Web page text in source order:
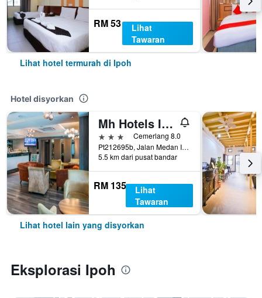
RM 53
Lihat
Tawaran
Lihat hotel termurah di Ipoh
Hotel disyorkan
Mh Hotels Ipoh
3 bintangCemerlang 8.0
Pt212695b, Jalan Medan Ipoh 1a, Medan Ipoh Bistari, Ipoh, Malaysia
5.5 km dari pusat bandar
RM 135
Lihat
Tawaran
Lihat hotel lain yang disyorkan
Eksplorasi Ipoh